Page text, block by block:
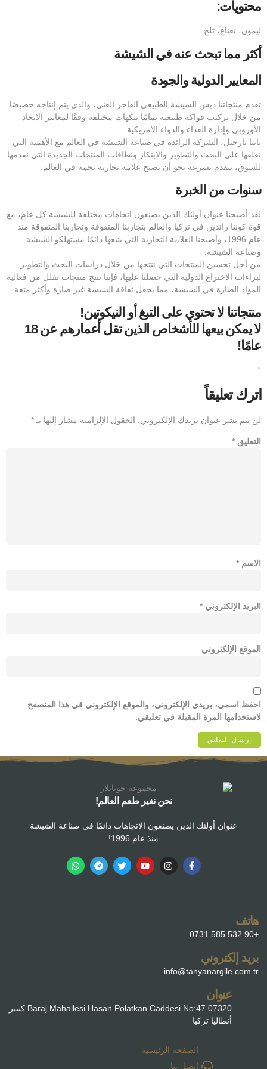
محتويات:
ليمون، نعناع، ثلج
أكثر مما تبحث عنه في الشيشة
المعايير الدولية والجودة
تقدم منتجاتنا دبس الشيشة الطبيعي الفاخر الغني، والذي يتم إنتاجه خصيصًا
من خلال تركيب فواكه طبيعية تمامًا بنكهات مختلفة وفقًا لمعايير الاتحاد
الأوروبي وإدارة الغذاء والدواء الأمريكية.
تانيا نارجيل، الشركة الرائدة في صناعة الشيشة في العالم مع الأهمية التي
نعلقها على البحث والتطوير والابتكار ونطاقات المنتجات الجديدة التي نقدمها
للسوق، تتقدم بسرعة نحو أن تصبح علامة تجارية نجمة في العالم.
سنوات من الخبرة
لقد أصبحنا عنوان أولئك الذين يصنعون اتجاهات مختلفة للشيشة كل عام، مع
قوة كوننا رائدين في تركيا والعالم بتجاربنا المتفوقة وتجاربنا المتفوقة منذ
عام 1996، وأصبحنا العلامة التجارية التي يتبعها دائمًا مستهلكو الشيشة
وصناعة الشيشة.
من أجل تحسين المنتجات التي ننتجها من خلال دراسات البحث والتطوير
لبراءات الاختراع الدولية التي حصلنا عليها، فإننا ننتج منتجات تقلل من فعالية
المواد الضارة في الشيشة، مما يجعل ثقافة الشيشة غير ضارة وأكثر متعة.
منتجاتنا لا تحتوي على التبغ أو النيكوتين!
لا يمكن بيعها للأشخاص الذين تقل أعمارهم عن 18
عامًا!
“
اترك تعليقاً
لن يتم نشر عنوان بريدك الإلكتروني. الحقول الإلزامية مشار إليها بـ *
التعليق *
الاسم *
البريد الإلكتروني *
الموقع الإلكتروني
احفظ اسمي، بريدي الإلكتروني، والموقع الإلكتروني في هذا المتصفح
لاستخدامها المرة المقبلة في تعليقي.
نحن نغير طعم العالم!
عنوان أولئك الذين يصنعون الاتجاهات دائمًا في صناعة الشيشة
منذ عام 1996!
هاتف
+90 532 585 0731
بريد إلكتروني
info@tanyanargile.com.tr
عنوان
Baraj Mahallesi Hasan Polatkan Caddesi No:47 07320 كيبيز
أنطاليا تركيا
الصفحة الرئيسية
اتصل بنا